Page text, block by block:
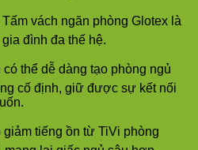
vách ngăn phòng Glotex là
đình đa thế hệ.
thể dễ dàng tạo phòng ngủ
cố định, giữ được sự kết nối
tiếng ồn từ TiVi phòng